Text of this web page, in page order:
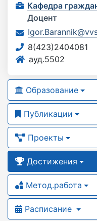
Кафедра
Доцент
8(423)2404081
ауд.5502
Образование
Публикации
Проекты
Достижения
Метод.работа
Расписание